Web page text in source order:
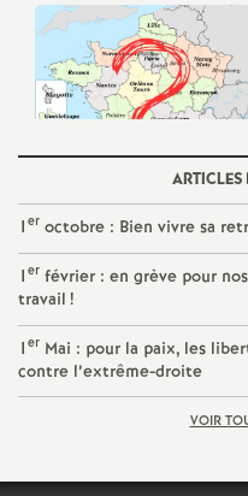
ARTICLES
1er octobre : Bien vivre sa
1er février : en grève pour
travail !
1er Mai : pour la paix, les
contre l’extrême-droite
VOIR